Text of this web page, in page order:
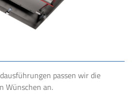
passen wir die
Wünschen an.